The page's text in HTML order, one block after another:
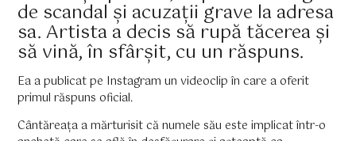
de scandal și acuzații grave la adresa
sa. Artista a decis să rupă tăcerea și
să vină, în sfârșit, cu un răspuns.
Ea a publicat pe Instagram un videoclip în care a oferit
primul răspuns oficial.
Cântăreața a mărturisit că numele său este implicat într-o